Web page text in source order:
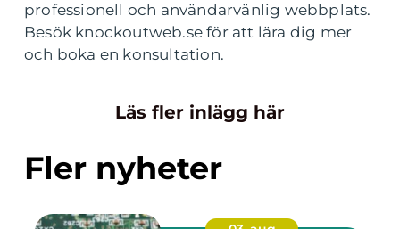
professionell och användarvänlig webbplats.
Besök knockoutweb.se för att lära dig mer
och boka en konsultation.
Läs fler inlägg här
Fler nyheter